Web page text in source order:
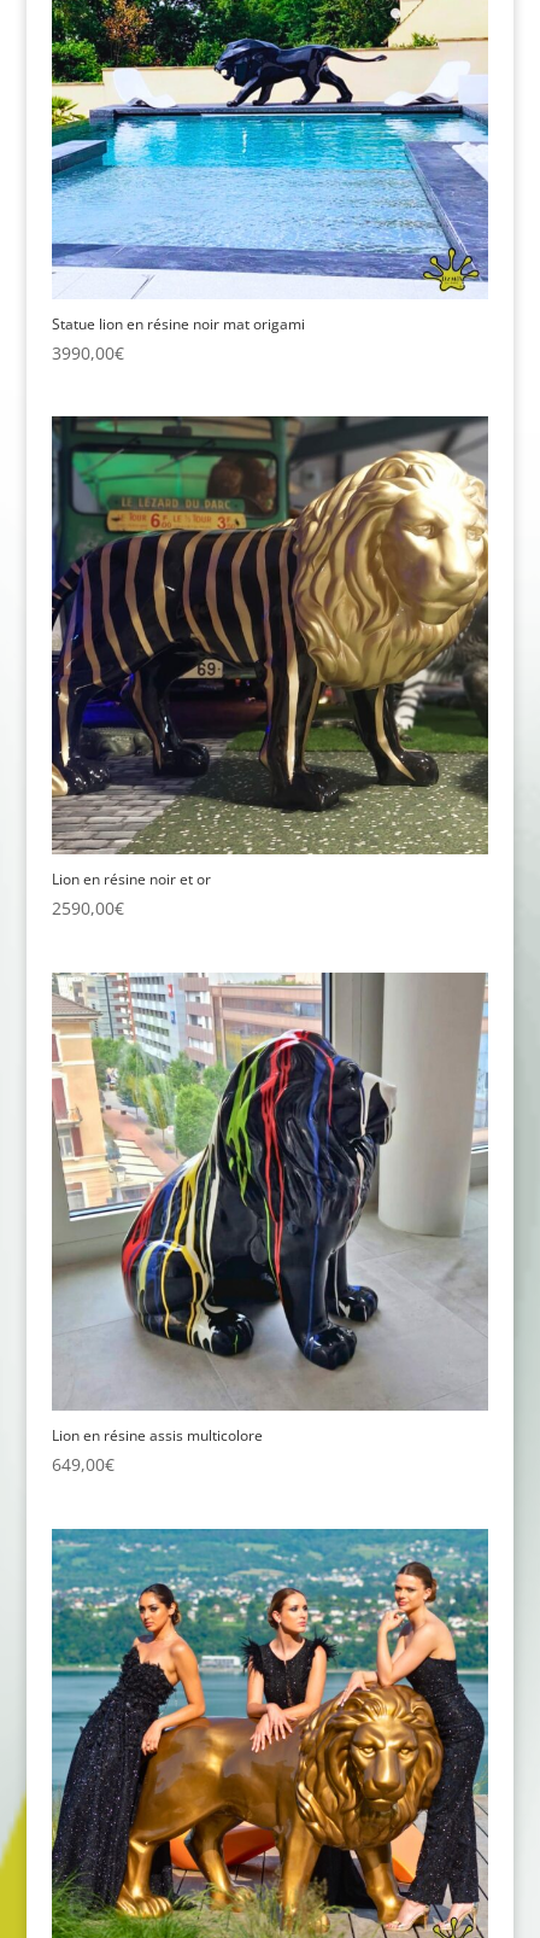
Statue lion en résine noir mat origami
3990,00€
Lion en résine noir et or
2590,00€
Lion en résine assis multicolore
649,00€